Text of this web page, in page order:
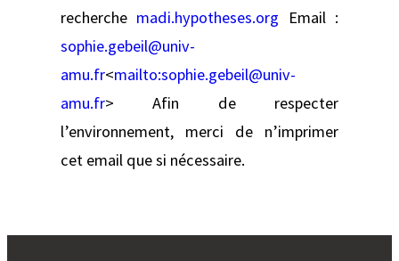
recherche madi.hypotheses.org Email :
sophie.gebeil@univ-
amu.fr<mailto:sophie.gebeil@univ-
amu.fr> Afin de respecter
l’environnement, merci de n’imprimer
cet email que si nécessaire.